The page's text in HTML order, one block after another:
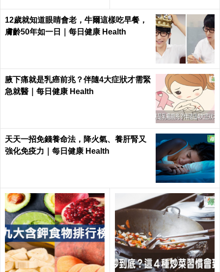
12歲就知道眼睛會老，牛爾這樣吃早餐，
膚齡50年如一日｜每日健康 Health
腋下痛就是乳癌前兆？伴隨4大症狀才需緊
急就醫｜每日健康 Health
天天一招免錢養命法，降火氣、養肝腎又
強化免疫力｜每日健康 Health